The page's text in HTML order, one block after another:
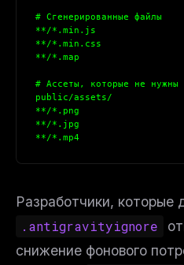
# Сгенерированные файлы
**/*.min.js
**/*.min.css
**/*.map
# Ассеты, которые не нужны
public/assets/
**/*.png
**/*.jpg
**/*.mp4
Разработчики, которые
.antigravityignore
снижение фонового